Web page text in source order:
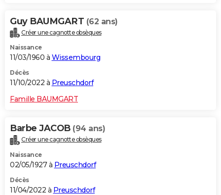
Guy BAUMGART (62 ans)
Créer une cagnotte obsèques
Naissance
11/03/1960 à Wissembourg
Décès
11/10/2022 à Preuschdorf
Famille BAUMGART
Barbe JACOB (94 ans)
Créer une cagnotte obsèques
Naissance
02/05/1927 à Preuschdorf
Décès
11/04/2022 à Preuschdorf